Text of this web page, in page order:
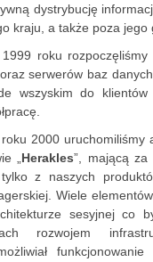
dystrybucję
kraju, a także poza jego
roku rozpoczęliśmy
serwerów baz
wszyskim do
2000 uruchomiliśmy
„ Herakles”, mającą za
z naszych
Wiele
sesyjnej co
rozwojem